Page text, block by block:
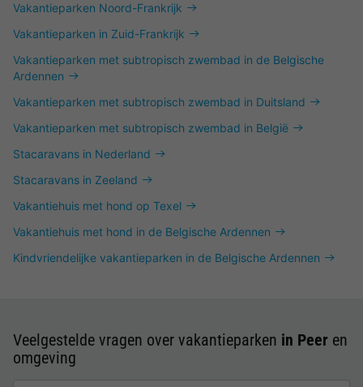
Vakantieparken Noord-Frankrijk
Vakantieparken in Zuid-Frankrijk
Vakantieparken met subtropisch zwembad in de Belgische
Ardennen
Vakantieparken met subtropisch zwembad in Duitsland
Vakantieparken met subtropisch zwembad in België
Stacaravans in Nederland
Stacaravans in Zeeland
Vakantiehuis met hond op Texel
Vakantiehuis met hond in de Belgische Ardennen
Kindvriendelijke vakantieparken in de Belgische Ardennen
Veelgestelde vragen over vakantieparken in Peer en
omgeving